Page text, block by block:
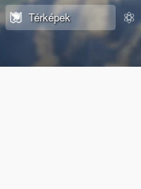
Térképek